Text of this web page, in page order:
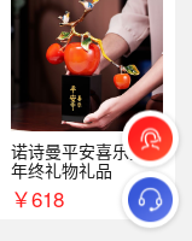
诺诗曼平安喜乐摆件
年终礼物礼品
￥618